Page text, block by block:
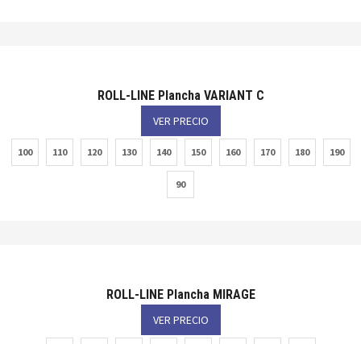
ROLL-LINE Plancha VARIANT C
VER PRECIO
100 110 120 130 140 150 160 170 180 190
90
ROLL-LINE Plancha MIRAGE
VER PRECIO